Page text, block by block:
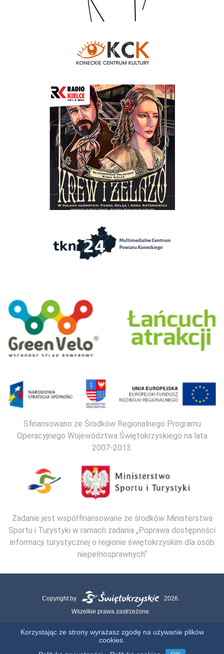
Sfinansowano ze Środków Regionalnego Programu
Operacyjnego Województwa Świętokrzyskiego na lata
2007-2013.
Zadanie jest współfinansowane ze środków Ministerstwa
Sportu i Turystyki w ramach zadania „Poprawa dostępności
informacji turystycznej o regionie świętokrzyskim dla osób
niepełnosprawnych“
Copyright by
2026.
Wszelkie prawa zastrzeżone.
Polityka Cookies Polityka Prywatności
Korzystając ze strony wyrażasz zgodę na używanie plików
cookies.